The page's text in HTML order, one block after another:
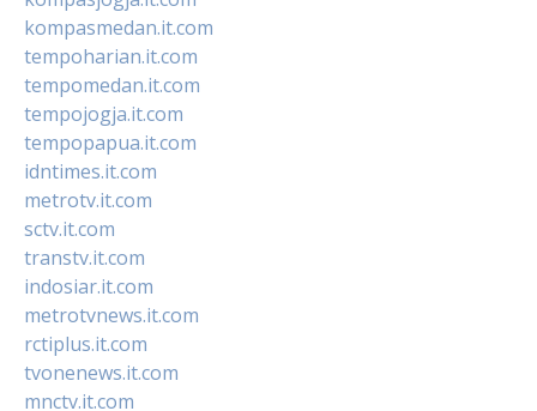
kompasmedan.it.com
tempoharian.it.com
tempomedan.it.com
tempojogja.it.com
tempopapua.it.com
idntimes.it.com
metrotv.it.com
sctv.it.com
transtv.it.com
indosiar.it.com
metrotvnews.it.com
rctiplus.it.com
tvonenews.it.com
mnctv.it.com